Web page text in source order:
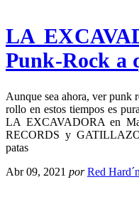
LA
Punk-Rock a
Aunque sea ahora, ver punk
rollo en estos tiempos es
LA EXCAVADORA en
RECORDS y
patas
Abr 09, 2021 por Red